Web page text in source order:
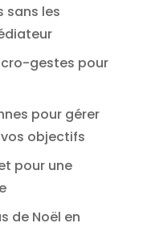
sans les
gestes pour
pour gérer
objectifs
pour une
de Noël en